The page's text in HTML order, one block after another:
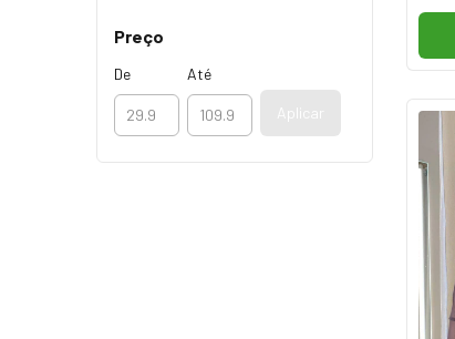
Preço
De Até
Aplicar